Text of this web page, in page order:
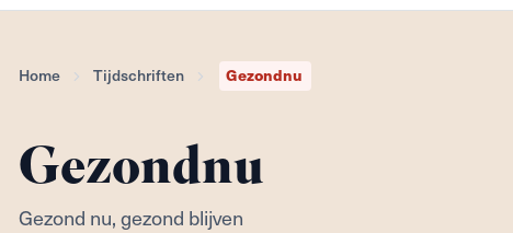
Home Tijdschriften Gezondnu
Gezondnu
Gezond nu, gezond blijven